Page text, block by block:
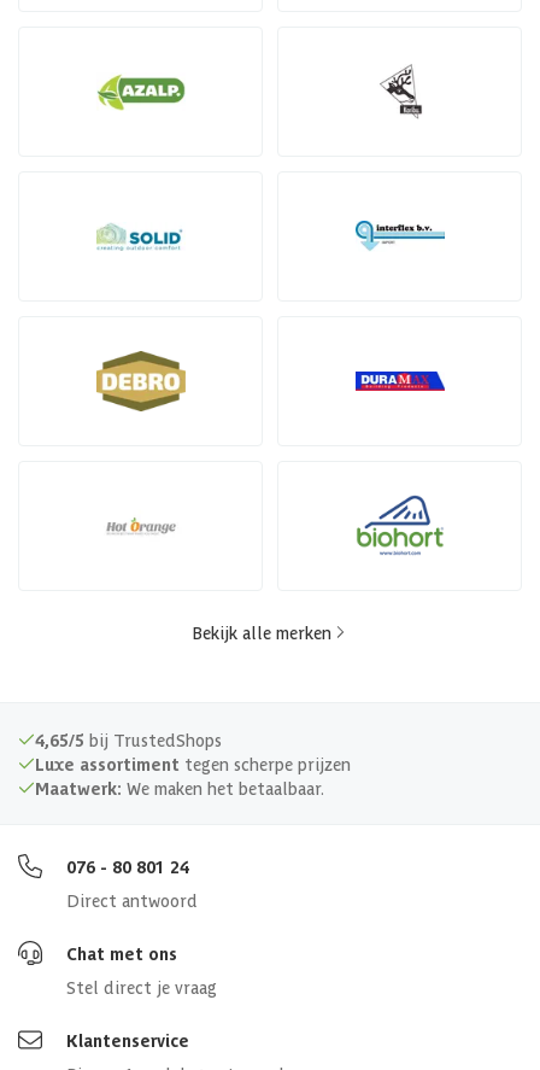
Bekijk alle merken
4,65/5 bij TrustedShops
Luxe assortiment tegen scherpe prijzen
Maatwerk: We maken het betaalbaar.
076 - 80 801 24
Direct antwoord
Chat met ons
Stel direct je vraag
Klantenservice